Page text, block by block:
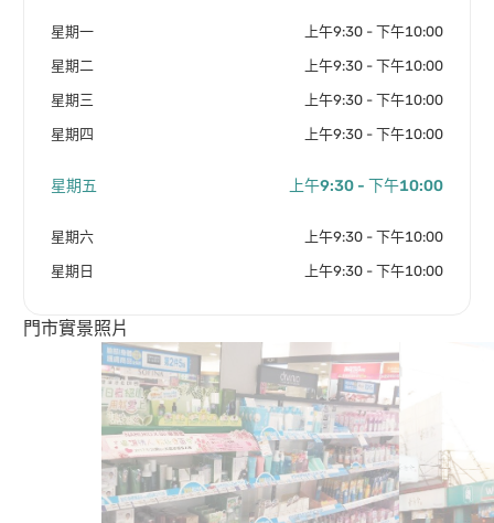
星期一 上午9:30 - 下午10:00
星期二 上午9:30 - 下午10:00
星期三 上午9:30 - 下午10:00
星期四 上午9:30 - 下午10:00
星期五 上午9:30 - 下午10:00
星期六 上午9:30 - 下午10:00
星期日 上午9:30 - 下午10:00
門市實景照片